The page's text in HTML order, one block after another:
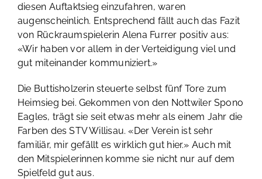
diesen Auftaktsieg einzufahren, waren
augenscheinlich. Entsprechend fällt auch das Fazit
von Rückraumspielerin Alena Furrer positiv aus:
«Wir haben vor allem in der Verteidigung viel und
gut miteinander kommuniziert.»
Die Buttisholzerin steuerte selbst fünf Tore zum
Heimsieg bei. Gekommen von den Nottwiler Spono
Eagles, trägt sie seit etwas mehr als einem Jahr die
Farben des STV Willisau. «Der Verein ist sehr
familiär, mir gefällt es wirklich gut hier.» Auch mit
den Mitspielerinnen komme sie nicht nur auf dem
Spielfeld gut aus.